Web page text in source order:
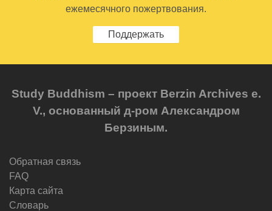
ежемесячного пожертвования.
Поддержать
Study Buddhism – проект Berzin Archives e.
V., основанный д-ром Александром
Берзиным.
Обратная связь
FAQ
Карта сайта
Словарь